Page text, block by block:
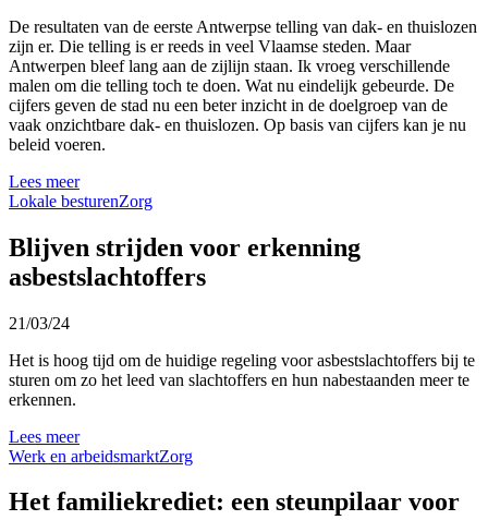
De resultaten van de eerste Antwerpse telling van dak- en thuislozen
zijn er. Die telling is er reeds in veel Vlaamse steden. Maar
Antwerpen bleef lang aan de zijlijn staan. Ik vroeg verschillende
malen om die telling toch te doen. Wat nu eindelijk gebeurde. De
cijfers geven de stad nu een beter inzicht in de doelgroep van de
vaak onzichtbare dak- en thuislozen. Op basis van cijfers kan je nu
beleid voeren.
Lees meer
Lokale besturenZorg
Blijven strijden voor erkenning
asbestslachtoffers
21/03/24
Het is hoog tijd om de huidige regeling voor asbestslachtoffers bij te
sturen om zo het leed van slachtoffers en hun nabestaanden meer te
erkennen.
Lees meer
Werk en arbeidsmarktZorg
Het familiekrediet: een steunpilaar voor